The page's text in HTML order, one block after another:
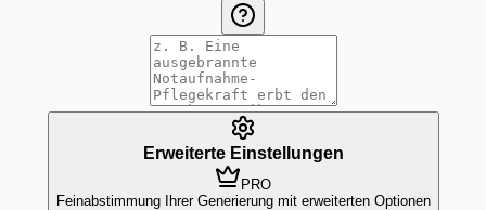
Erweiterte Einstellungen
PRO
Feinabstimmung Ihrer Generierung mit erweiterten Optionen